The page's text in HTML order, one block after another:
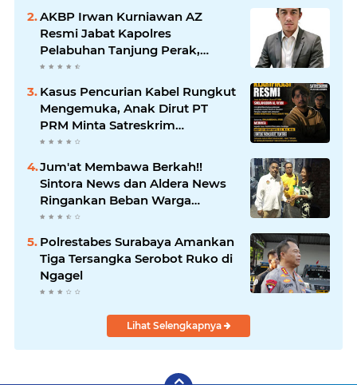
Jawab
AKBP Irwan Kurniawan AZ
Resmi Jabat Kapolres
Pelabuhan Tanjung Perak,
Pimpinan Redaksi
Sampaikan Ucapan Selamat
Kasus Pencurian Kabel Rungkut
Mengemuka, Anak Dirut PT
PRM Minta Satreskrim
Polrestabes Surabaya Usut
Jum'at Membawa Berkah!!
Sintora News dan Aldera News
Ringankan Beban Warga
Bangkitkan Pelaku UMKM
Polrestabes Surabaya Amankan
Tiga Tersangka Serobot Ruko di
Ngagel
Lihat Selengkapnya